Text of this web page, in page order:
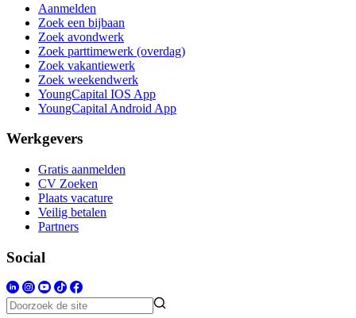
Aanmelden
Zoek een bijbaan
Zoek avondwerk
Zoek parttimewerk (overdag)
Zoek vakantiewerk
Zoek weekendwerk
YoungCapital IOS App
YoungCapital Android App
Werkgevers
Gratis aanmelden
CV Zoeken
Plaats vacature
Veilig betalen
Partners
Social